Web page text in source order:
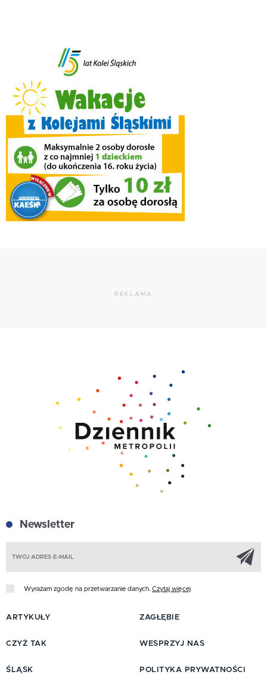
REKLAMA
Newsletter
Wyrażam zgodę na przetwarzanie danych. Czytaj więcej
ARTYKUŁY
CZYŻ TAK
ŚLĄSK
ZAGŁĘBIE
WESPRZYJ NAS
POLITYKA PRYWATNOŚCI